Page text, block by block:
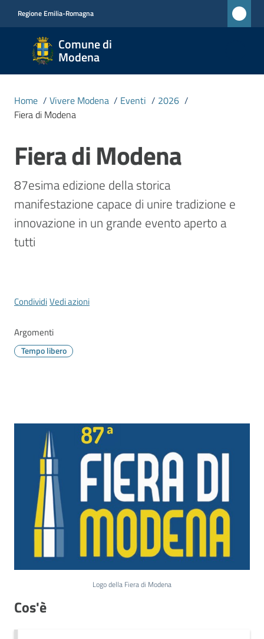
Regione Emilia-Romagna
Comune di
Modena
Comune
di
Modena
CIVICA
MONET
Amministrazione
Novità
Servizi
Argomenti
su
Home / Vivere Modena / Eventi / 2026 /
Fiera di Modena
Salta al contenuto
Fiera di Modena
87esima edizione della storica
manifestazione capace di unire tradizione e
innovazione in un grande evento aperto a
tutti
CondividiVedi azioni
Argomenti
Tempo libero
Logo della Fiera di Modena
Cos'è